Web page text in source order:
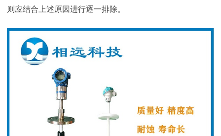
则应结合上述原因进行逐一排除。